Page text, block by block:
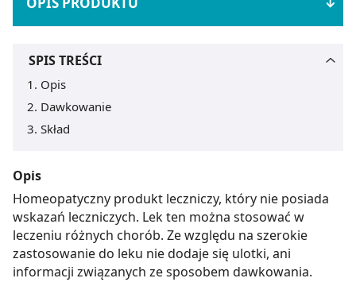
SPIS TREŚCI
Opis
Dawkowanie
Skład
Opis
Homeopatyczny produkt leczniczy, który nie posiada
wskazań leczniczych. Lek ten można stosować w
leczeniu różnych chorób. Ze względu na szerokie
zastosowanie do leku nie dodaje się ulotki, ani
informacji związanych ze sposobem dawkowania.